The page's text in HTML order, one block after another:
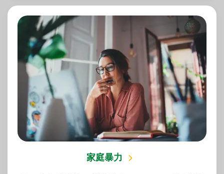
家庭暴力